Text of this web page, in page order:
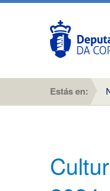
Estás en: